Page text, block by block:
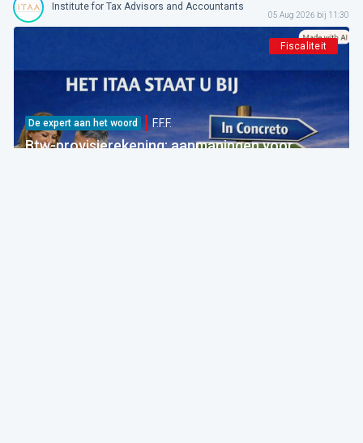
Institute for Tax Advisors and Accountants
05 Aug 2026 bij 11:30
Fiscaliteit
De expert aan het woord F.F.F.
Btw-provisierekening: aanmaningen voor